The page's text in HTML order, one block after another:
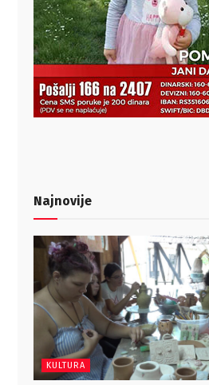
Najnovije
KULTURA